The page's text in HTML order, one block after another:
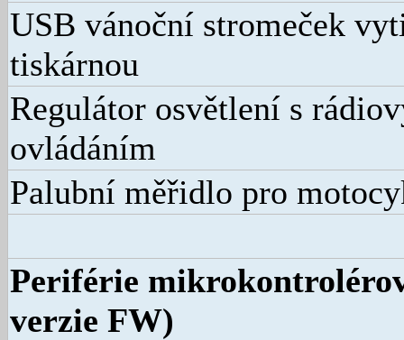
USB vánoční stromeček
tiskárnou
Regulátor osvětlení s
ovládáním
Palubní měřidlo pro
Periférie
verzie FW)